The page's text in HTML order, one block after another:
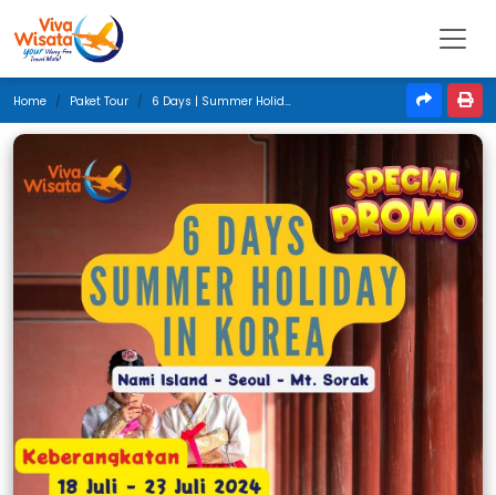
Home Paket Tour 6 Days | Summer Holiday In Korea | Juli 2024